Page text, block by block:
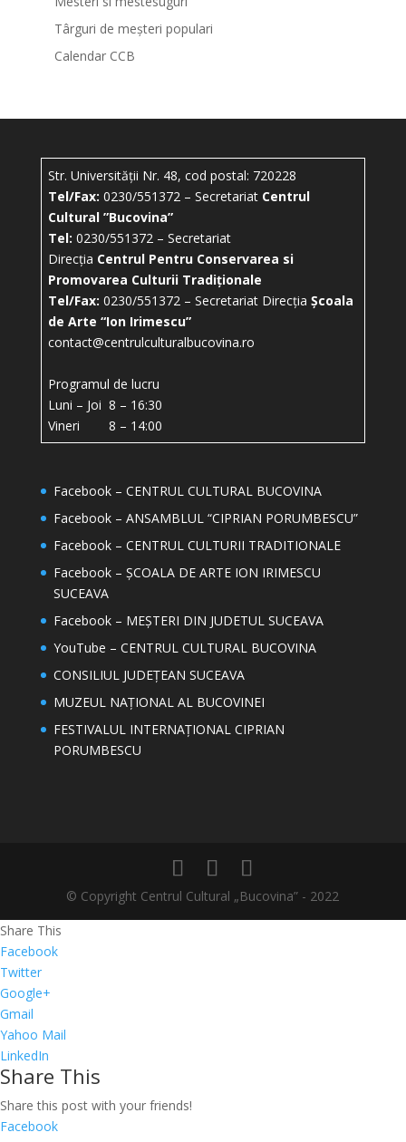
Târguri de meșteri populari
Calendar CCB
Str. Universității Nr. 48, cod postal: 720228
Tel/Fax: 0230/551372 – Secretariat Centrul
Cultural ”Bucovina”
Tel: 0230/551372 – Secretariat
Direcția Centrul Pentru Conservarea si
Promovarea Culturii Tradiționale
Tel/Fax: 0230/551372 – Secretariat Direcția Școala
de Arte “Ion Irimescu”
contact@centrulculturalbucovina.ro
Programul de lucru
Luni – Joi 8 – 16:30
Vineri 8 – 14:00
Facebook – CENTRUL CULTURAL BUCOVINA
Facebook – ANSAMBLUL “CIPRIAN PORUMBESCU”
Facebook – CENTRUL CULTURII TRADITIONALE
Facebook – ȘCOALA DE ARTE ION IRIMESCU
SUCEAVA
Facebook – MEȘTERI DIN JUDETUL SUCEAVA
YouTube – CENTRUL CULTURAL BUCOVINA
CONSILIUL JUDEȚEAN SUCEAVA
MUZEUL NAȚIONAL AL BUCOVINEI
FESTIVALUL INTERNAȚIONAL CIPRIAN
PORUMBESCU
© Copyright Centrul Cultural „Bucovina” - 2022
Share This
Facebook
Twitter
Google+
Gmail
Yahoo Mail
LinkedIn
Share This
Share this post with your friends!
Facebook